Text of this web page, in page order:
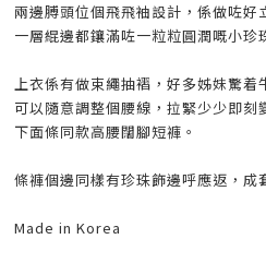
兩邊膊頭位個飛飛袖設計，係做咗
一層緄邊都鑲滿咗一粒粒圓潤嘅小珍
上衣係有做束繩抽褶，好多姊妹驚着
可以隨意調整個腰線，拉緊少少即
下面條同款高腰闊腳短褲。
條褲個邊同樣有珍珠飾邊呼應返，成
Made in Korea